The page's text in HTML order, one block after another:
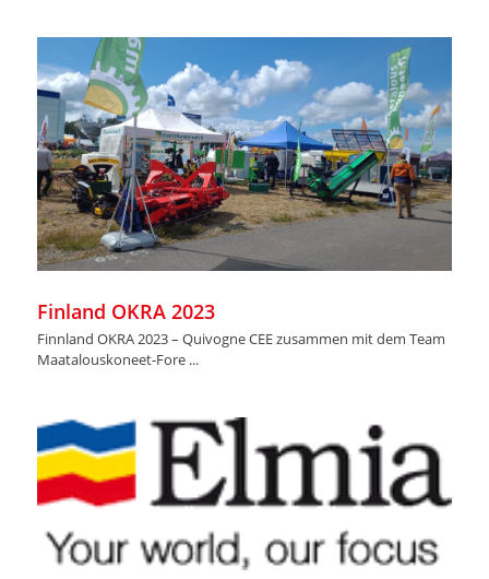
Finland OKRA 2023
Finnland OKRA 2023 – Quivogne CEE zusammen mit dem Team
Maatalouskoneet-Fore ...